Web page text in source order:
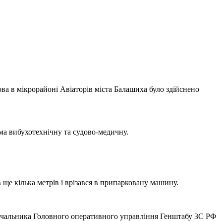
мікрорайоні Авіаторів міста Балашиха було здійснено
вибухотехнічну та судово-медичну.
кілька метрів і врізався в припарковану машину.
Головного оперативного управління Генштабу ЗС РФ